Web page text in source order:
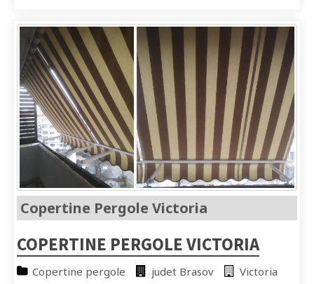
Copertine Pergole Victoria
COPERTINE PERGOLE VICTORIA
Copertine pergole judet Brasov Victoria